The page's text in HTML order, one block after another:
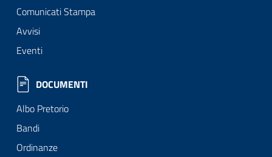
Comunicati Stampa
Avvisi
Eventi
DOCUMENTI
Albo Pretorio
Bandi
Ordinanze